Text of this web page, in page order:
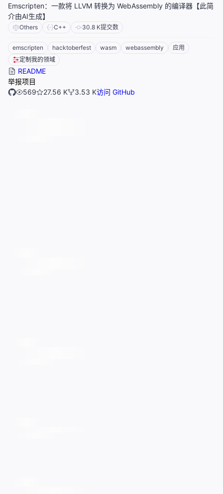
Emscripten：一款将 LLVM 转换为 WebAssembly 的编译器【此简
介由AI生成】
Others C++ 30.8 K提交数
emscripten hacktoberfest wasm webassembly
应用
定制我的领域
README
举报项目
569
27.56 K 3.53 K访问 GitHub